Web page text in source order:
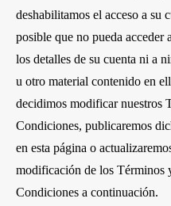
deshabilitamos el acceso a su
posible que no pueda acceder
los detalles de su cuenta ni a
u otro material contenido en
decidimos modificar nuestros
Condiciones, publicaremos
en esta página o
modificación de los Términos
Condiciones a continuación.